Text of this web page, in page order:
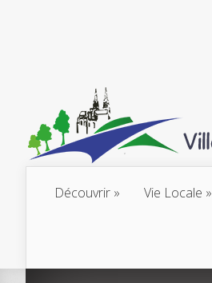
Découvrir Vie Locale